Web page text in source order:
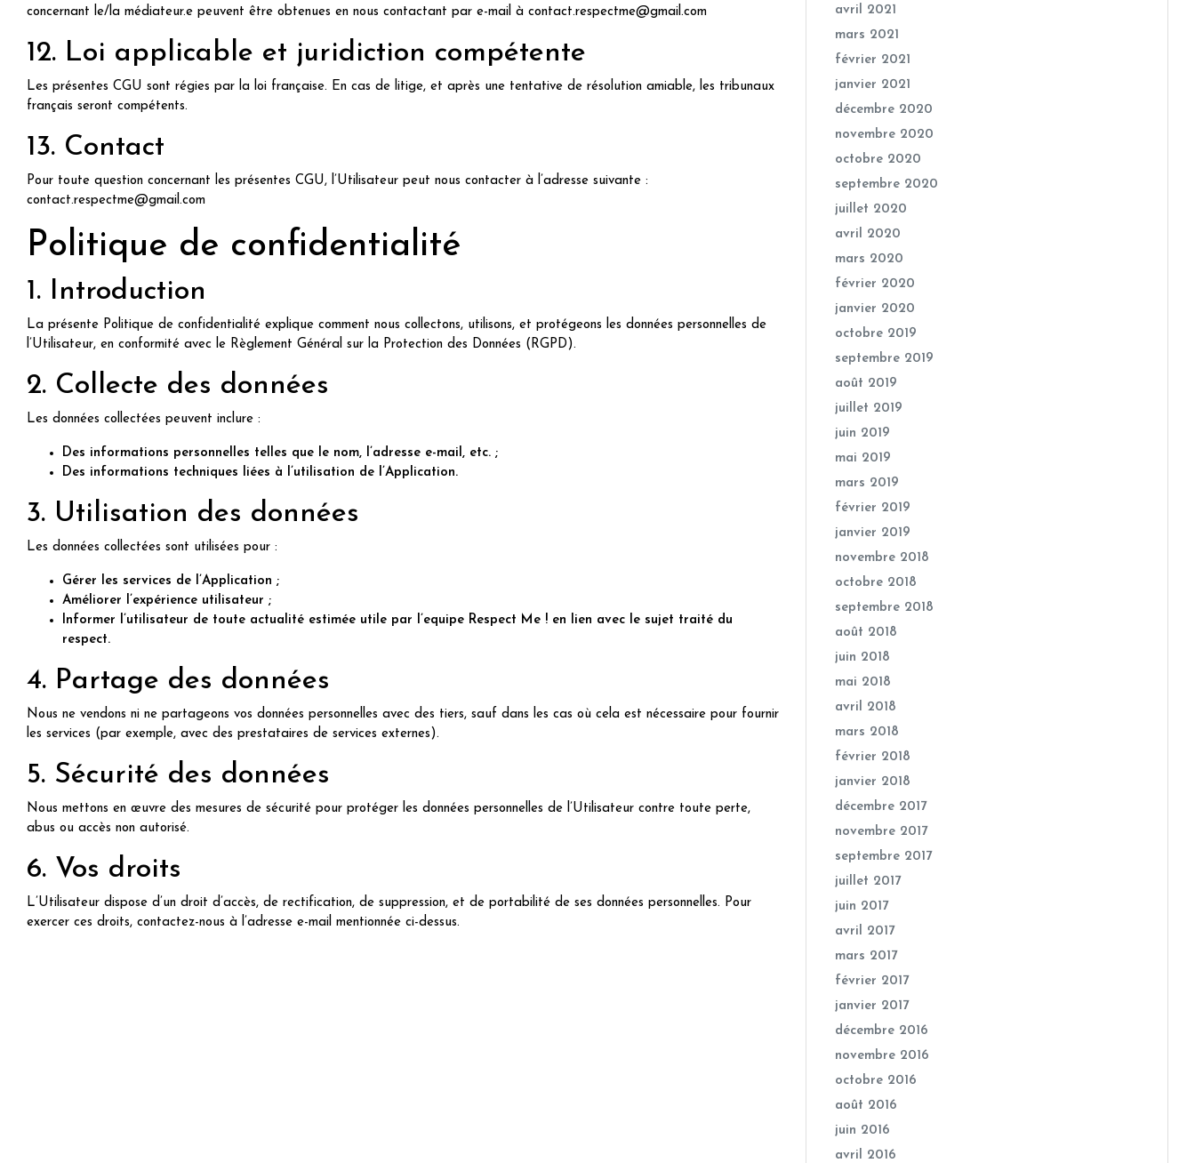
concernant le/la médiateur.e peuvent être obtenues en nous contactant par e-mail à contact.respectme@gmail.com
12. Loi applicable et juridiction compétente
Les présentes CGU sont régies par la loi française. En cas de litige, et après une tentative de résolution amiable, les tribunaux
français seront compétents.
13. Contact
Pour toute question concernant les présentes CGU, l’Utilisateur peut nous contacter à l’adresse suivante :
contact.respectme@gmail.com
Politique de confidentialité
1. Introduction
La présente Politique de confidentialité explique comment nous collectons, utilisons, et protégeons les données personnelles de
l’Utilisateur, en conformité avec le Règlement Général sur la Protection des Données (RGPD).
2. Collecte des données
Les données collectées peuvent inclure :
Des informations personnelles telles que le nom, l’adresse e-mail, etc. ;
Des informations techniques liées à l’utilisation de l’Application.
3. Utilisation des données
Les données collectées sont utilisées pour :
Gérer les services de l’Application ;
Améliorer l’expérience utilisateur ;
Informer l’utilisateur de toute actualité estimée utile par l’equipe Respect Me ! en lien avec le sujet traité du
respect.
4. Partage des données
Nous ne vendons ni ne partageons vos données personnelles avec des tiers, sauf dans les cas où cela est nécessaire pour fournir
les services (par exemple, avec des prestataires de services externes).
5. Sécurité des données
Nous mettons en œuvre des mesures de sécurité pour protéger les données personnelles de l’Utilisateur contre toute perte,
abus ou accès non autorisé.
6. Vos droits
L’Utilisateur dispose d’un droit d’accès, de rectification, de suppression, et de portabilité de ses données personnelles. Pour
exercer ces droits, contactez-nous à l’adresse e-mail mentionnée ci-dessus.
avril 2021
mars 2021
février 2021
janvier 2021
décembre 2020
novembre 2020
octobre 2020
septembre 2020
juillet 2020
avril 2020
mars 2020
février 2020
janvier 2020
octobre 2019
septembre 2019
août 2019
juillet 2019
juin 2019
mai 2019
mars 2019
février 2019
janvier 2019
novembre 2018
octobre 2018
septembre 2018
août 2018
juin 2018
mai 2018
avril 2018
mars 2018
février 2018
janvier 2018
décembre 2017
novembre 2017
septembre 2017
juillet 2017
juin 2017
avril 2017
mars 2017
février 2017
janvier 2017
décembre 2016
novembre 2016
octobre 2016
août 2016
juin 2016
avril 2016